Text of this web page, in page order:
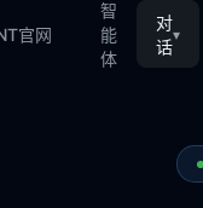
官网
智
能
体
对
话
▾